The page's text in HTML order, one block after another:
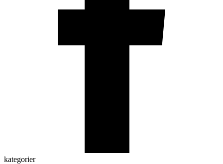
kategorier